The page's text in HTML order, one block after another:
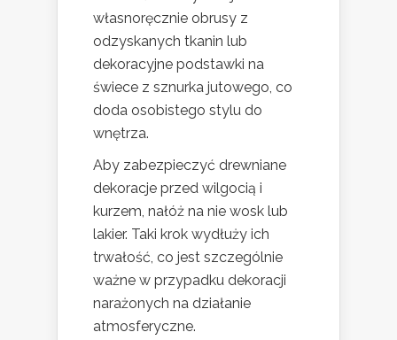
własnoręcznie obrusy z
odzyskanych tkanin lub
dekoracyjne podstawki na
świece z sznurka jutowego, co
doda osobistego stylu do
wnętrza.
Aby zabezpieczyć drewniane
dekoracje przed wilgocią i
kurzem, nałóż na nie wosk lub
lakier. Taki krok wydłuży ich
trwałość, co jest szczególnie
ważne w przypadku dekoracji
narażonych na działanie
atmosferyczne.